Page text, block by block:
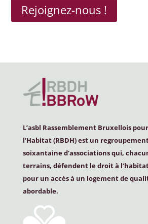
Rejoignez-nous !
L’asbl Rassemblement Bruxellois
l’Habitat (RBDH) est un
soixantaine d’associations qui,
terrains, défendent le droit à
pour un accès à un logement de
abordable.